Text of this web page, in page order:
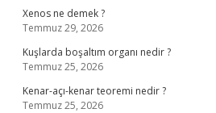
Xenos ne demek ?
Temmuz 29, 2026
Kuşlarda boşaltım organı nedir ?
Temmuz 25, 2026
Kenar-açı-kenar teoremi nedir ?
Temmuz 25, 2026